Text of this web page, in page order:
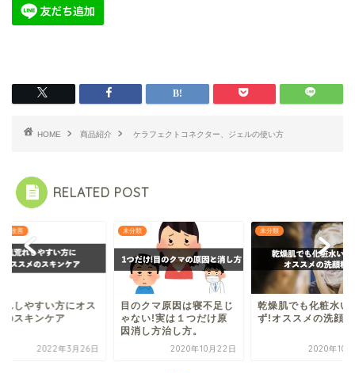
HOME 商品紹介 ケラフェクトコネクター、ジェルの使い方
RELATED POST
ー改善
れしやすい方にオス
のスキンケア
2022年3月26日
未分類
目のクマ原因は寝不足じ
ゃない!実は１つだけ原
因消し方治し方。
2020年10月22日
未分類
乾燥肌でも化粧水い
ず!オススメの洗顔
2020年10